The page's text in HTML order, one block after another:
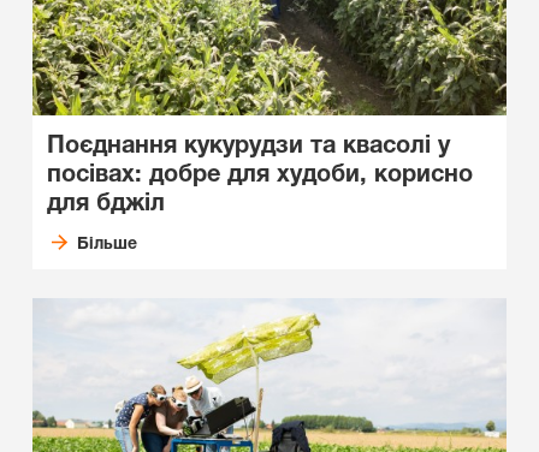
Поєднання кукурудзи та квасолі у
посівах: добре для худоби, корисно
для бджіл
Більше